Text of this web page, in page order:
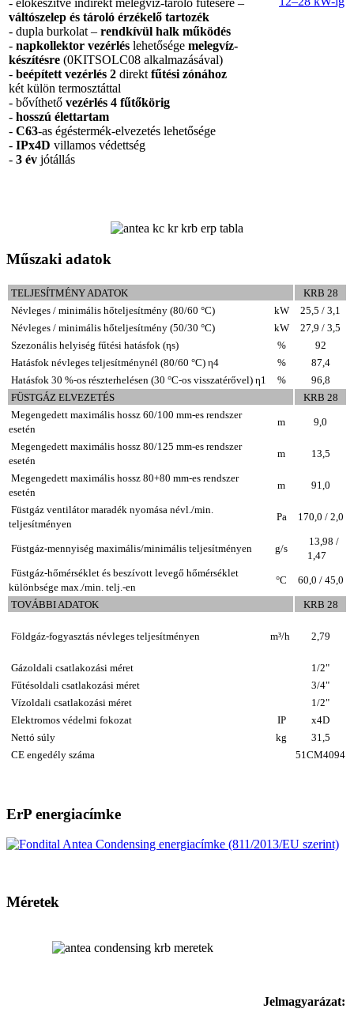
- előkészítve indirekt melegvíz-tároló fűtésére –
váltószelep és tároló érzékelő tartozék
- dupla burkolat – rendkívül halk működés
- napkollektor vezérlés lehetősége melegvíz-
készítésre (0KITSOLC08 alkalmazásával)
- beépített vezérlés 2 direkt fűtési zónához
két külön termosztáttal
- bővíthető vezérlés 4 fűtőkörig
- hosszú élettartam
- C63-as égéstermék-elvezetés lehetősége
- IPx4D villamos védettség
- 3 év jótállás
Műszaki adatok
TELJESÍTMÉNY ADATOK
KRB 28
Névleges / minimális hőteljesítmény (80/60 °C)
kW
25,5 / 3,1
Névleges / minimális hőteljesítmény (50/30 °C)
kW
27,9 / 3,5
Szezonális helyiség fűtési hatásfok (ηs)
%
92
Hatásfok névleges teljesítménynél (80/60 °C) η4
%
87,4
Hatásfok 30 %-os részterhelésen (30 °C-os visszatérővel) η1
%
96,8
FÜSTGÁZ ELVEZETÉS
KRB 28
Megengedett maximális hossz 60/100 mm-es rendszer
esetén
m 9,0
Megengedett maximális hossz 80/125 mm-es rendszer
esetén
m 13,5
Megengedett maximális hossz 80+80 mm-es rendszer
esetén
m 91,0
Füstgáz ventilátor maradék nyomása névl./min.
teljesítményen
Pa 170,0 / 2,0
Füstgáz-mennyiség maximális/minimális teljesítményen g/s
13,98 /
1,47
Füstgáz-hőmérséklet és beszívott levegő hőmérséklet
különbsége max./min. telj.-en
°C 60,0 / 45,0
TOVÁBBI ADATOK KRB 28
Földgáz-fogyasztás névleges teljesítményen m³/h 2,79
Gázoldali csatlakozási méret
1/2"
Fűtésoldali csatlakozási méret
3/4"
Vízoldali csatlakozási méret
1/2"
Elektromos védelmi fokozat
IP
x4D
Nettó súly
kg
31,5
CE engedély száma
51CM4094
ErP energiacímke
Méretek
Jelmagyarázat: